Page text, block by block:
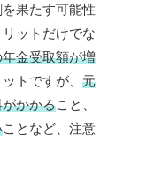
果たす可能性
ットだけでな
金受取額が増
トですが、 元
かかること、
ことなど、注意